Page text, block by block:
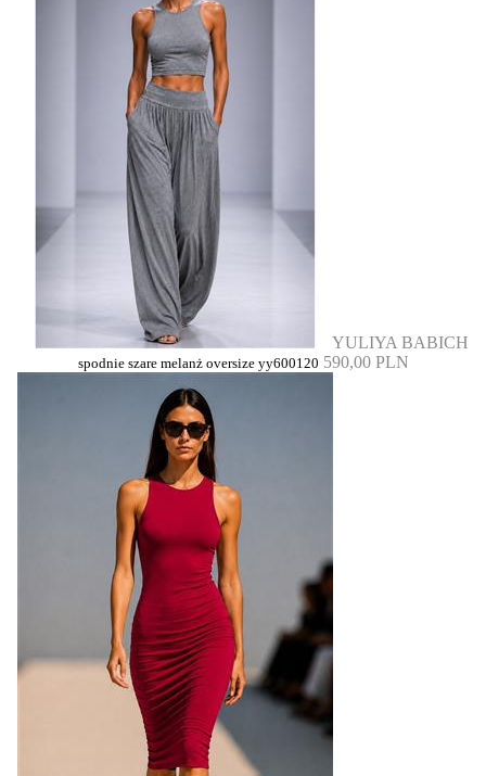
YULIYA BABICH
spodnie szare melanż oversize yy600120 590,00 PLN